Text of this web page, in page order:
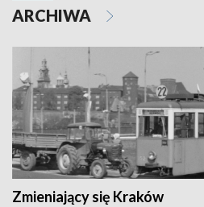
ARCHIWA
Zmieniający się Kraków